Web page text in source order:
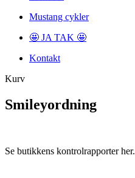
Mustang cykler
🤩 JA TAK 🤩
Kontakt
Kurv
Smileyordning
Se butikkens kontrolrapporter her.